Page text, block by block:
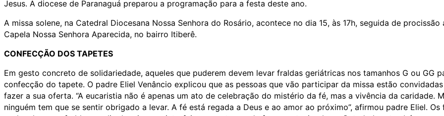
Jesus. A diocese de Paranaguá preparou a programação para a festa deste ano.
A missa solene, na Catedral Diocesana Nossa Senhora do Rosário, acontece no dia 15, às 17h, seguida de procissão
Capela Nossa Senhora Aparecida, no bairro Itiberê.
CONFECÇÃO DOS TAPETES
Em gesto concreto de solidariedade, aqueles que puderem devem levar fraldas geriátricas nos tamanhos G ou GG
confecção do tapete. O padre Eliel Venâncio explicou que as pessoas que vão participar da missa estão
fazer a sua oferta. “A eucaristia não é apenas um ato de celebração do mistério da fé, mas a vivência da caridade.
ninguém tem que se sentir obrigado a levar. A fé está regada a Deus e ao amor ao próximo”, afirmou padre Eliel. Os